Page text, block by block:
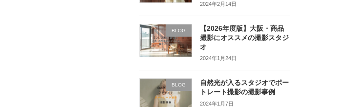
2024年2月14日
BLOG
【2026年度版】大阪・商品
撮影にオススメの撮影スタジ
オ
2024年1月24日
BLOG
自然光が入るスタジオでポー
トレート撮影の撮影事例
2024年1月7日